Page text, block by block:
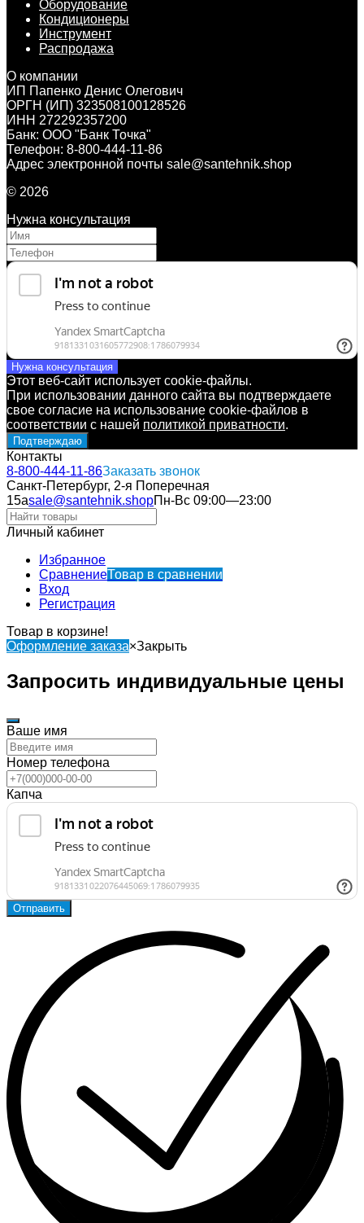
Оборудование
Кондиционеры
Инструмент
Распродажа
О компании
ИП Папенко Денис Олегович
ОРГН (ИП) 323508100128526
ИНН 272292357200
Банк: ООО "Банк Точка"
Телефон: 8-800-444-11-86
Адрес электронной почты sale@santehnik.shop
© 2026
Нужна консультация
Нужна консультация
Этот веб-сайт использует cookie-файлы.
При использовании данного сайта вы подтверждаете
свое согласие на использование cookie-файлов в
соответствии с нашей политикой приватности.
Подтверждаю
Контакты
8-800-444-11-86Заказать звонок
Санкт-Петербург, 2-я Поперечная
15аsale@santehnik.shopПн-Вс 09:00—23:00
Личный кабинет
Избранное
СравнениеТовар в сравнении
Вход
Регистрация
Товар в корзине!
Оформление заказа×Закрыть
Запросить индивидуальные цены
Ваше имя
Номер телефона
Капча
Отправить